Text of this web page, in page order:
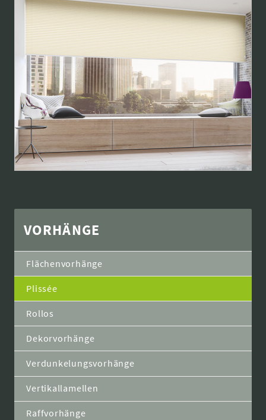
VORHÄNGE
Flächenvorhänge
Plissée
Rollos
Dekorvorhänge
Verdunkelungsvorhänge
Vertikallamellen
Raffvorhänge